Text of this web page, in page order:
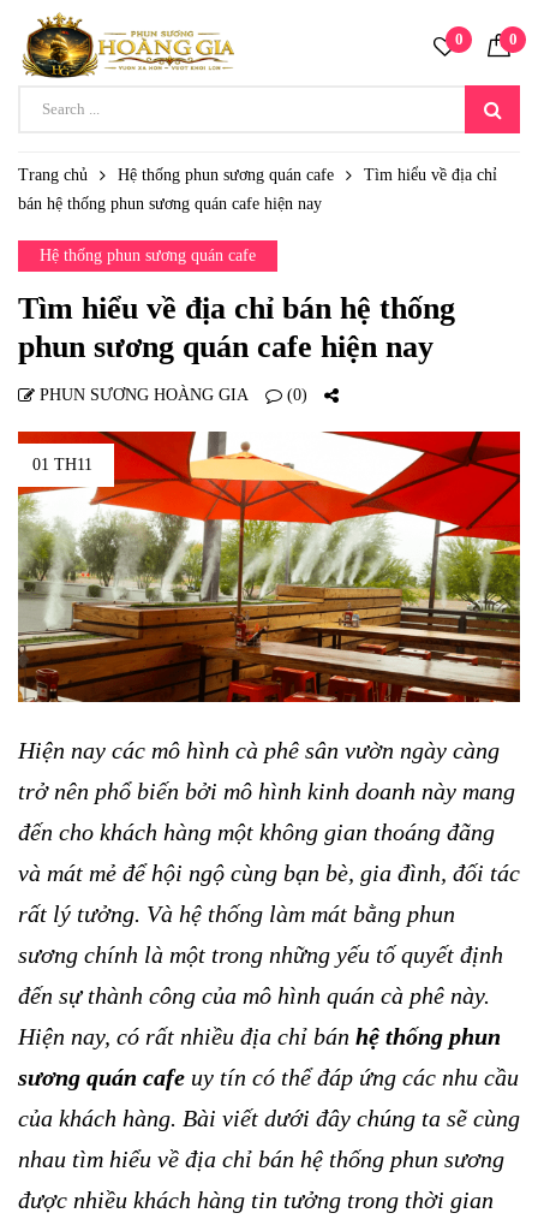
0 0
Trang chủ Hệ thống phun sương quán cafe
Tìm hiểu về địa chỉ
bán hệ thống phun sương quán cafe hiện nay
Hệ thống phun sương quán cafe
Tìm hiểu về địa chỉ bán hệ thống
phun sương quán cafe hiện nay
PHUN SƯƠNG HOÀNG GIA (0)
01 TH11
Hiện nay các mô hình cà phê sân vườn ngày càng
trở nên phổ biến bởi mô hình kinh doanh này mang
đến cho khách hàng một không gian thoáng đãng
và mát mẻ để hội ngộ cùng bạn bè, gia đình, đối tác
rất lý tưởng. Và hệ thống làm mát bằng phun
sương chính là một trong những yếu tố quyết định
đến sự thành công của mô hình quán cà phê này.
Hiện nay, có rất nhiều địa chỉ bán hệ thống phun
sương quán cafe uy tín có thể đáp ứng các nhu cầu
của khách hàng. Bài viết dưới đây chúng ta sẽ cùng
nhau tìm hiểu về địa chỉ bán hệ thống phun sương
được nhiều khách hàng tin tưởng trong thời gian